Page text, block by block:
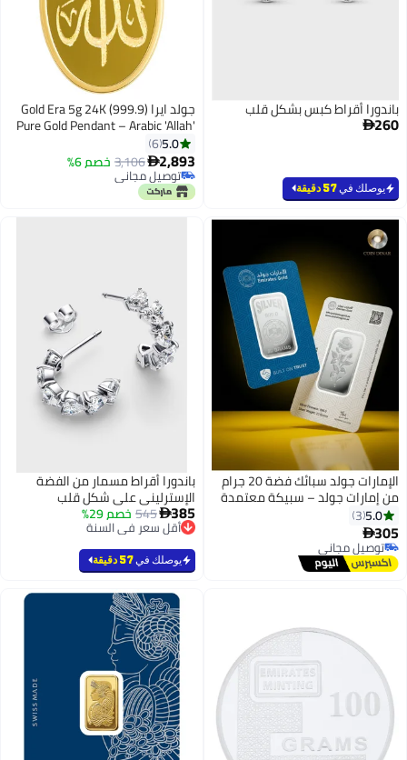
باندورا أقراط كبس بشكل قلب
260
يوصلك في57 دقيقة
جولد ايرا Gold Era 5g 24K (999.9)
Pure Gold Pendant – Arabic 'Allah'
Calligraphy Design – Elegant
Religious Jewelry for Gifting &
Daily Wear
5.0
6
2,893
3,106خصم 6%
توصيل مجاني
توصيل مجاني
الإمارات جولد سبائك فضة 20 جرام
من إمارات جولد – سبيكة معتمدة
5.0
3
305
توصيل مجاني
توصيل مجاني
باندورا أقراط مسمار من الفضة
الإسترليني على شكل قلب
385
545 خصم 29%
أقل سعر في السنة
أقل سعر في السنة
يوصلك في57 دقيقة